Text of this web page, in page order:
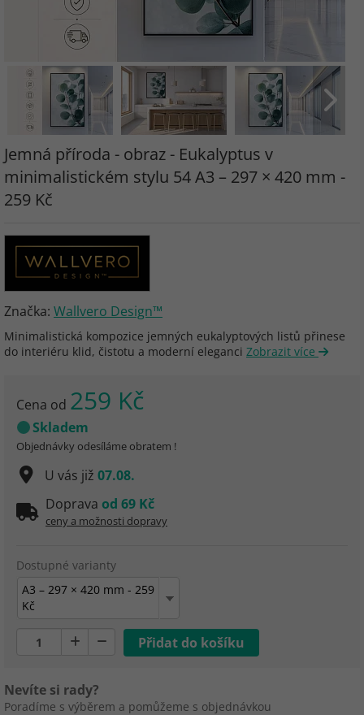
Jemná příroda - obraz - Eukalyptus v
minimalistickém stylu 54 A3 – 297 × 420 mm -
259 Kč
Značka: Wallvero Design™
Minimalistická kompozice jemných eukalyptových listů přinese
do interiéru klid, čistotu a moderní eleganci Zobrazit více
Cena od 259 Kč
Skladem
Objednávky odesíláme obratem !
U vás již 07.08.
Doprava od 69 Kč
ceny a možnosti dopravy
Dostupné varianty
A3 – 297 × 420 mm - 259
Kč
Nevíte si rady?
Poradíme s výběrem a pomůžeme s objednávkou